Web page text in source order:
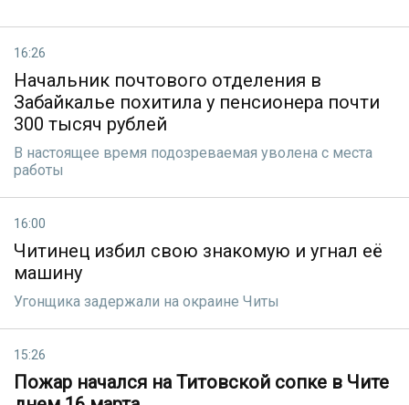
16:26
Начальник почтового отделения в
Забайкалье похитила у пенсионера почти
300 тысяч рублей
В настоящее время подозреваемая уволена с места
работы
16:00
Читинец избил свою знакомую и угнал её
машину
Угонщика задержали на окраине Читы
15:26
Пожар начался на Титовской сопке в Чите